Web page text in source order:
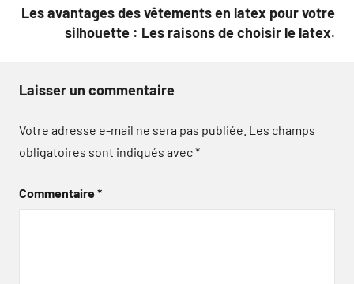
Les avantages des vêtements en latex pour votre
silhouette : Les raisons de choisir le latex.
Laisser un commentaire
Votre adresse e-mail ne sera pas publiée. Les champs
obligatoires sont indiqués avec*
Commentaire*